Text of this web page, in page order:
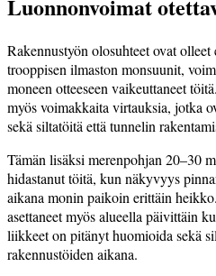
Luonnonvoimat
Rakennustyön olosuhteet ovat
trooppisen ilmaston monsuunit,
moneen otteeseen vaikeuttaneet
myös voimakkaita virtauksia, jotka
sekä siltatöitä että tunnelin
Tämän lisäksi merenpohjan 20–30
hidastanut töitä, kun näkyvyys
aikana monin paikoin erittäin
asettaneet myös alueella päivittäin
liikkeet on pitänyt huomioida sekä
rakennustöiden aikana.